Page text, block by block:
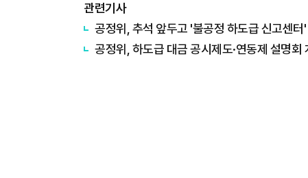
관련기사
공정위, 추석 앞두고 '불공정 하도급 신고센
공정위, 하도급 대금 공시제도·연동제 설명